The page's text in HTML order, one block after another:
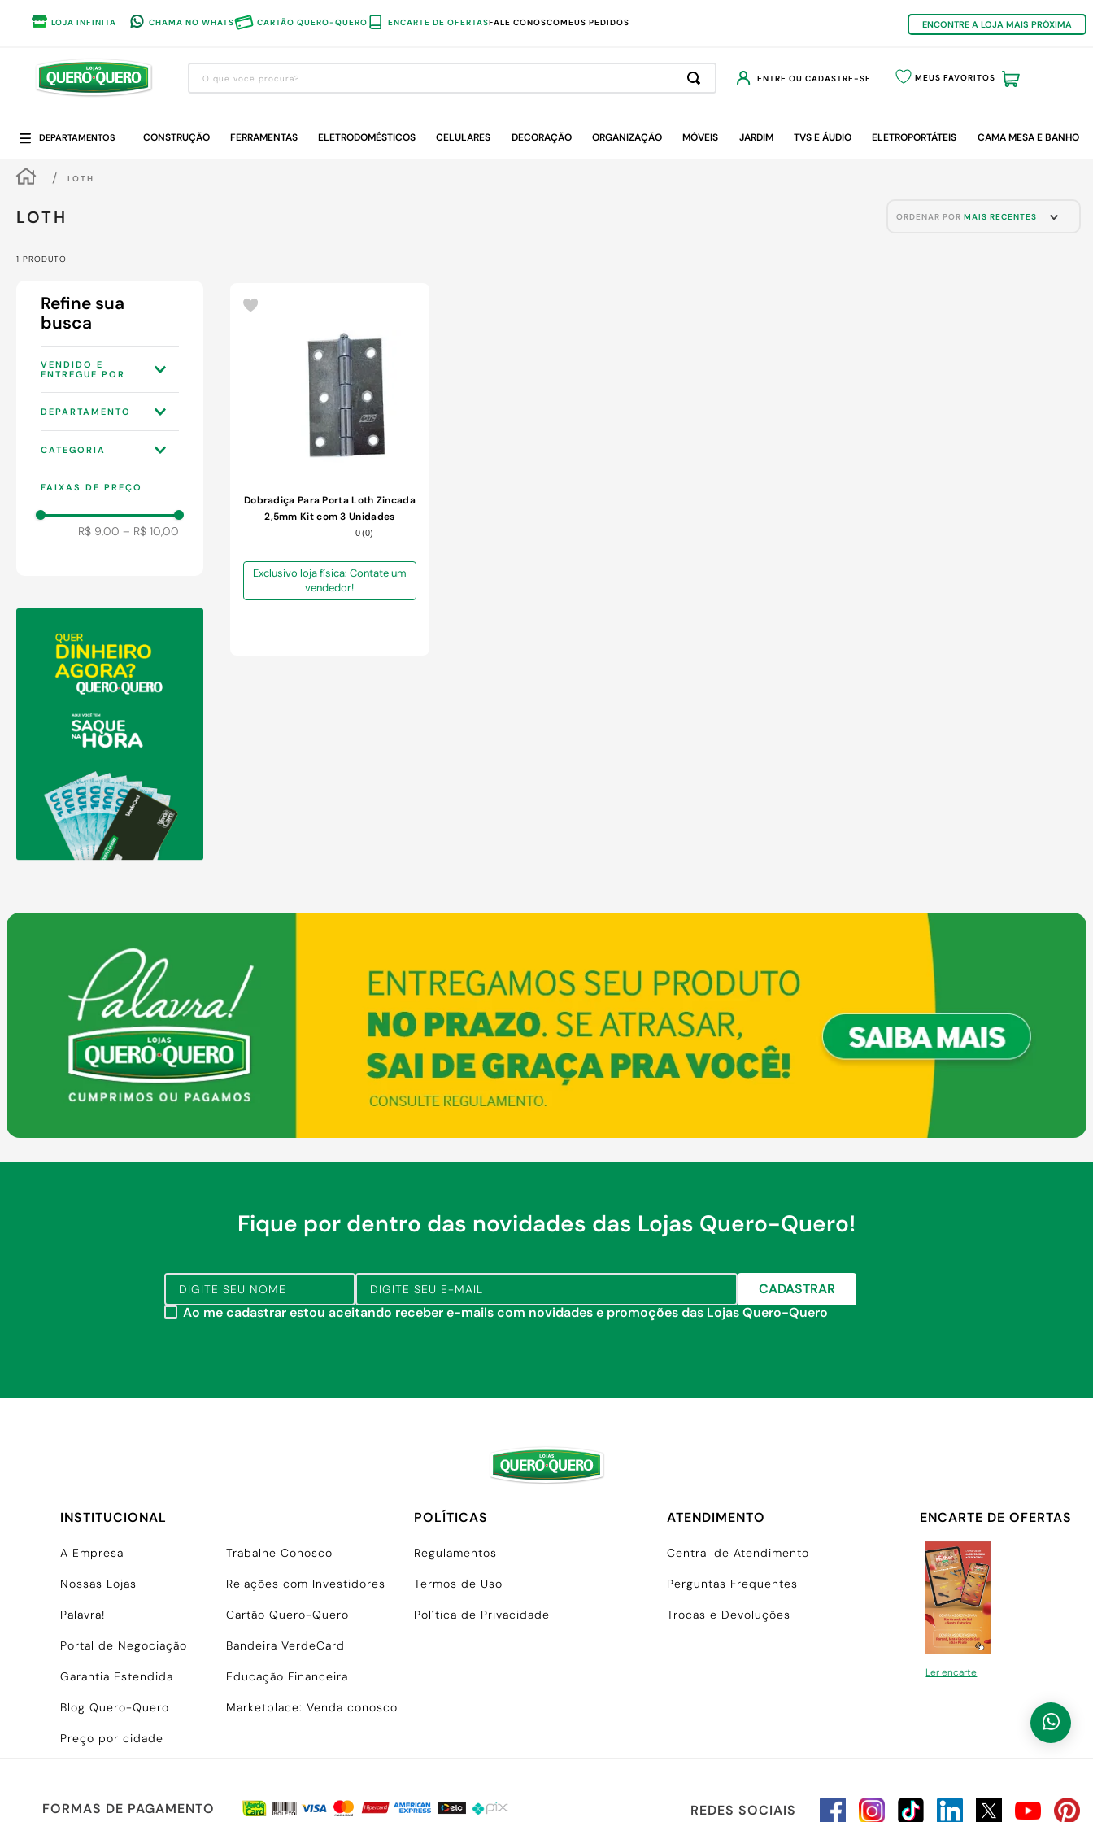
LOJA INFINITA CHAMA NO WHATS CARTÃO QUERO-QUERO ENCARTE DE OFERTASFALE CONOSCOMEUS PEDIDOS ENCONTRE A LOJA MAIS PRÓXIMA
O que você procura?
ENTRE OU CADASTRE-SE MEUS FAVORITOS
DEPARTAMENTOS CONSTRUÇÃO FERRAMENTAS ELETRODOMÉSTICOS CELULARES DECORAÇÃO ORGANIZAÇÃO MÓVEIS JARDIM TVS E ÁUDIO ELETROPORTÁTEIS CAMA MESA E BANHO
LOTH
LOTH ORDENAR POR MAIS RECENTES
1 PRODUTO
QUERO S.A
DEPARTAMENTO
CATEGORIA
FAIXAS DE PREÇO
R$ 9,00 – R$ 10,00
Dobradiça Para Porta Loth Zincada
2,5mm Kit com 3 Unidades
0(0)
Exclusivo loja física: Contate um
vendedor!
Fique por dentro das novidades das Lojas Quero-Quero!
CADASTRAR
Ao me cadastrar estou aceitando receber e-mails com novidades e promoções das Lojas Quero-Quero
INSTITUCIONAL
A Empresa Trabalhe Conosco
Nossas Lojas Relações com Investidores
Palavra! Cartão Quero-Quero
Portal de Negociação Bandeira VerdeCard
Garantia Estendida Educação Financeira
Blog Quero-Quero Marketplace: Venda conosco
Preço por cidade
POLÍTICAS
Regulamentos
Termos de Uso
Política de Privacidade
ATENDIMENTO
Central de Atendimento
Perguntas Frequentes
Trocas e Devoluções
ENCARTE DE OFERTAS
Ler encarte
FORMAS DE PAGAMENTO REDES SOCIAIS
1º
guarda roupa
forro pvc